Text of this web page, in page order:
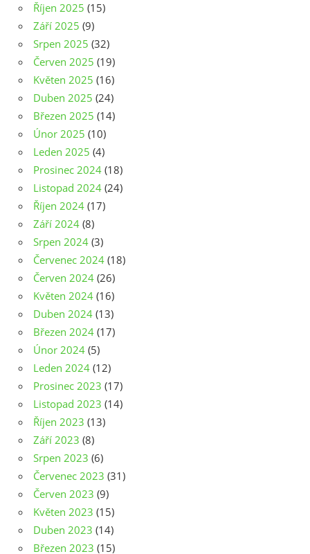
Říjen 2025 (15)
Září 2025 (9)
Srpen 2025 (32)
Červen 2025 (19)
Květen 2025 (16)
Duben 2025 (24)
Březen 2025 (14)
Únor 2025 (10)
Leden 2025 (4)
Prosinec 2024 (18)
Listopad 2024 (24)
Říjen 2024 (17)
Září 2024 (8)
Srpen 2024 (3)
Červenec 2024 (18)
Červen 2024 (26)
Květen 2024 (16)
Duben 2024 (13)
Březen 2024 (17)
Únor 2024 (5)
Leden 2024 (12)
Prosinec 2023 (17)
Listopad 2023 (14)
Říjen 2023 (13)
Září 2023 (8)
Srpen 2023 (6)
Červenec 2023 (31)
Červen 2023 (9)
Květen 2023 (15)
Duben 2023 (14)
Březen 2023 (15)